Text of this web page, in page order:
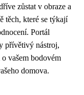
zůstat v obraze a
těch, které se týkají
Portál
přívětivý nástroj,
vašem bodovém
domova.